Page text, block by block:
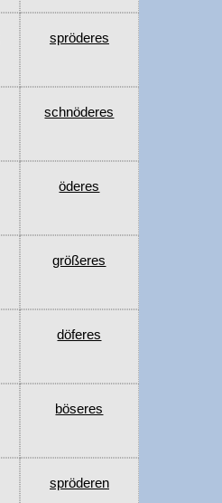
spröderes
schnöderes
öderes
größeres
döferes
böseres
spröderen